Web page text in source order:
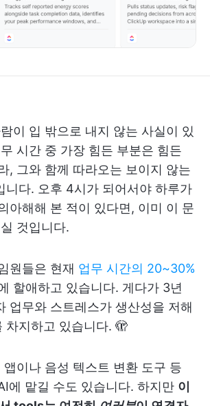
이 입 밖으로 내지 않는 사실이 있
시간 중 가장 힘든 부분은 힘든
, 그와 함께 따라오는 보이지 않는
니다. 오후 4시가 되어서야 하루가
아해해 본 적이 있다면, 이미 이 문
것입니다.
원들은 현재 업무 시간의 20~30%
할애하고 있습니다. 게다가 3년
업무와 스트레스가 생산성을 저해
차지하고 있습니다. 🫣
이나 음성 텍스트 변환 도구 등
에 맡길 수도 있습니다. 하지만 이